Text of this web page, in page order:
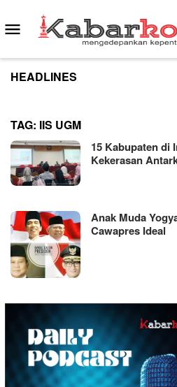
to
content
Mobile
Menu
HEADLINES
TAG: IIS UGM
15 Kabupaten di
Kekerasan
Anak Muda
Cawapres Ideal